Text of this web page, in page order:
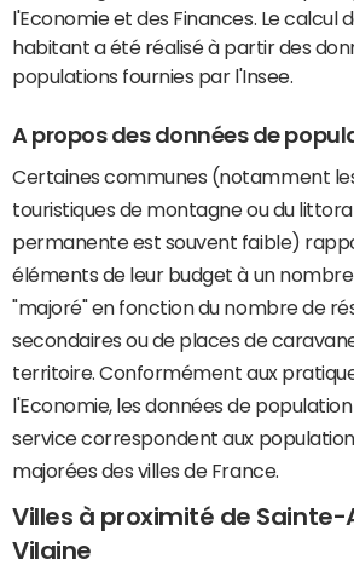
l'Economie et des Finances. Le calcul
habitant a été réalisé à partir des
populations fournies par l'Insee.
A propos des données de
Certaines communes (notamment
touristiques de montagne ou du
permanente est souvent faible)
éléments de leur budget à un
"majoré" en fonction du nombre de
secondaires ou de places de
territoire. Conformément aux
l'Economie, les données de
service correspondent aux
majorées des villes de France.
Villes à proximité de
Vilaine